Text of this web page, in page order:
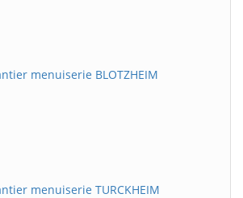
menuiserie BLOTZHEIM
menuiserie TURCKHEIM